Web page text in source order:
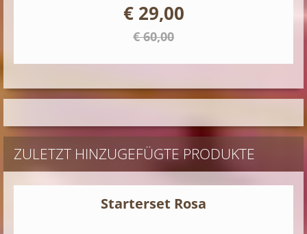
€ 29,00
€ 60,00
ZULETZT HINZUGEFÜGTE PRODUKTE
Starterset Rosa